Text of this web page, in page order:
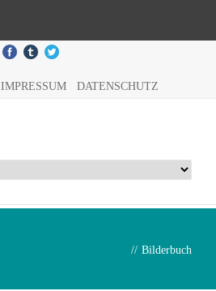
IMPRESSUM DATENSCHUTZ
// Bilderbuch